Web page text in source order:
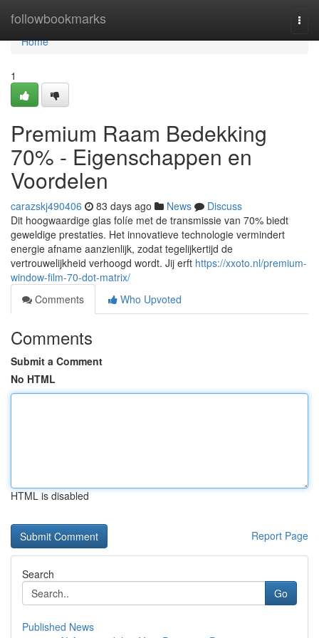
followbookmarks
Home
Home
1
Premium Raam Bedekking
70% - Eigenschappen en
Voordelen
carazskj490406 83 days ago News
Discuss
Dit hoogwaardige glas folíe met de transmissie van 70% biedt
geweldige prestaties. Het innovatieve technologie vermindert
energie afname aanzienlijk, zodat tegelijkertijd de
vertrouwelijkheid verhoogd wordt. Jij erft https://xxoto.nl/premium-
window-film-70-dot-matrix/
Comments
Who Upvoted
Comments
Submit a Comment
No HTML
HTML is disabled
Report Page
Search
Go
Published News